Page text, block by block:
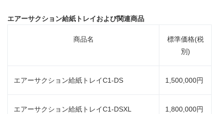
エアーサクション給紙トレイおよび関連商品
商品名
標準価格(税
別)
エアーサクション給紙トレイC1-DS 1,500,000円
エアーサクション給紙トレイC1-DSXL 1,800,000円